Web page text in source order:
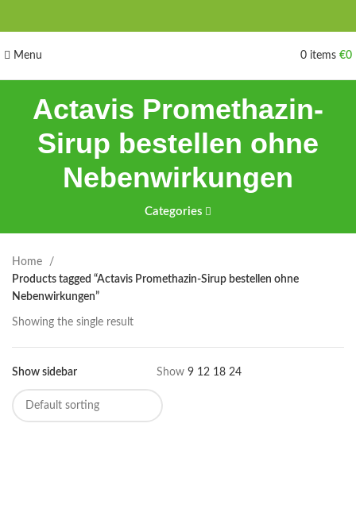
Menu 0 items €0
Actavis Promethazin-
Sirup bestellen ohne
Nebenwirkungen
Categories
Home
Products tagged “Actavis Promethazin-Sirup bestellen ohne
Nebenwirkungen”
Showing the single result
Show sidebar Show 9 12 18 24